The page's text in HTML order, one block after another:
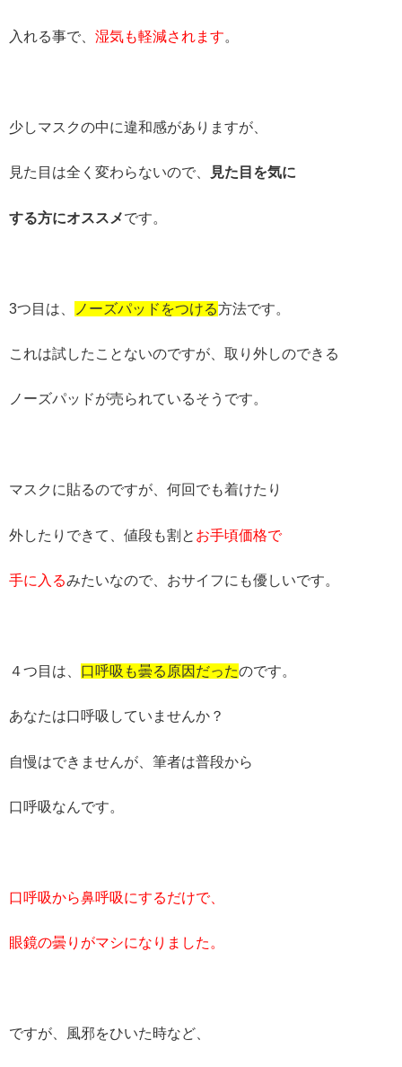
入れる事で、 湿気も軽減されます。
少しマスクの中に違和感がありますが、
見た目は全く変わらないので、 見た目を気に
する方にオススメです。
3つ目は、 ノーズパッドをつける方法です。
これは試したことないのですが、取り外しのできる
ノーズパッドが売られているそうです。
マスクに貼るのですが、何回でも着けたり
外したりできて、値段も割と お手頃価格で
手に入るみたいなので、おサイフにも優しいです。
４つ目は、 口呼吸も曇る原因だったのです。
あなたは口呼吸していませんか？
自慢はできませんが、筆者は普段から
口呼吸なんです。
口呼吸から鼻呼吸にするだけで、
眼鏡の曇りがマシになりました。
ですが、風邪をひいた時など、